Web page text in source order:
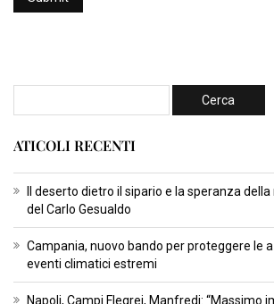
ATICOLI RECENTI
Il deserto dietro il sipario e la speranza
del Carlo Gesualdo
Campania, nuovo bando per proteggere le
eventi climatici estremi
Napoli, Campi Flegrei, Manfredi: “Massimo